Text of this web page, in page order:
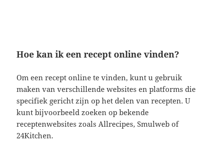
Hoe kan ik een recept online vinden?
Om een recept online te vinden, kunt u gebruik
maken van verschillende websites en platforms die
specifiek gericht zijn op het delen van recepten. U
kunt bijvoorbeeld zoeken op bekende
receptenwebsites zoals Allrecipes, Smulweb of
24Kitchen.